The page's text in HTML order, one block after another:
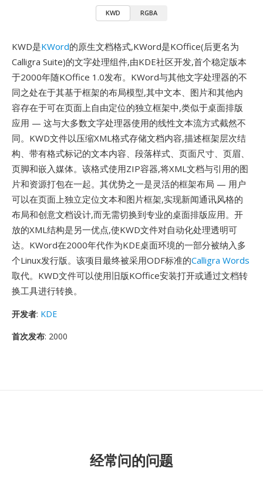
KWD RGBA
KWD是KWord的原生文档格式,KWord是KOffice(后更名为
Calligra Suite)的文字处理组件,由KDE社区开发,首个稳定版本
于2000年随KOffice 1.0发布。KWord与其他文字处理器的不
同之处在于其基于框架的布局模型,其中文本、图片和其他内
容存在于可在页面上自由定位的独立框架中,类似于桌面排版
应用 — 这与大多数文字处理器使用的线性文本流方式截然不
同。KWD文件以压缩XML格式存储文档内容,描述框架层次结
构、带有格式标记的文本内容、段落样式、页面尺寸、页眉、
页脚和嵌入媒体。该格式使用ZIP容器,将XML文档与引用的图
片和资源打包在一起。其优势之一是灵活的框架布局 — 用户
可以在页面上独立定位文本和图片框架,实现新闻通讯风格的
布局和创意文档设计,而无需切换到专业的桌面排版应用。开
放的XML结构是另一优点,使KWD文件对自动化处理透明可
达。KWord在2000年代作为KDE桌面环境的一部分被纳入多
个Linux发行版。该项目最终被采用ODF标准的Calligra Words
取代。KWD文件可以使用旧版KOffice安装打开或通过文档转
换工具进行转换。
开发者: KDE
首次发布: 2000
经常问的问题